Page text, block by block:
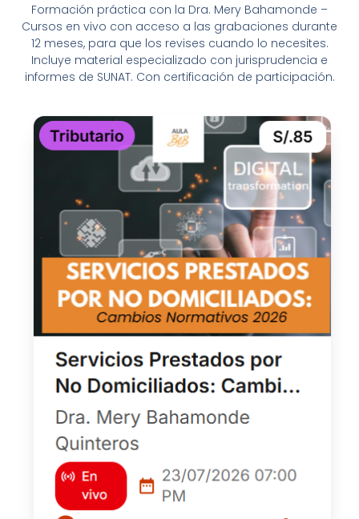
Formación práctica con la Dra. Mery Bahamonde –
Cursos en vivo con acceso a las grabaciones durante
12 meses, para que los revises cuando lo necesites.
Incluye material especializado con jurisprudencia e
informes de SUNAT. Con certificación de participación.